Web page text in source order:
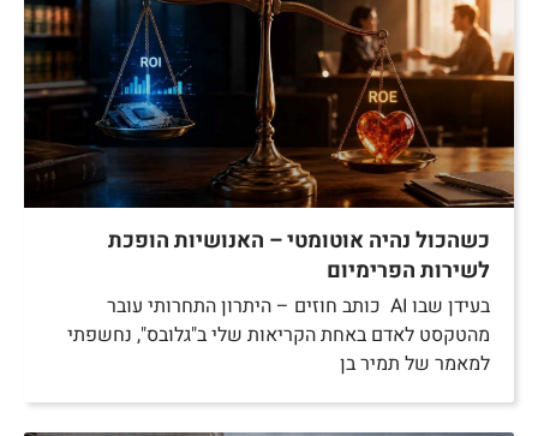
כשהכול נהיה אוטומטי – האנושיות הופכת
לשירות הפרימיום
בעידן שבו AI כותב חוזים – היתרון התחרותי עובר
מהטקסט לאדם באחת הקריאות שלי ב"גלובס", נחשפתי
למאמר של תמיר בן